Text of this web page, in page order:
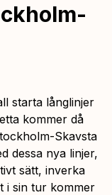
starta långlinjer
kommer då
Skavsta
dessa nya linjer,
sätt, inverka
i sin tur kommer